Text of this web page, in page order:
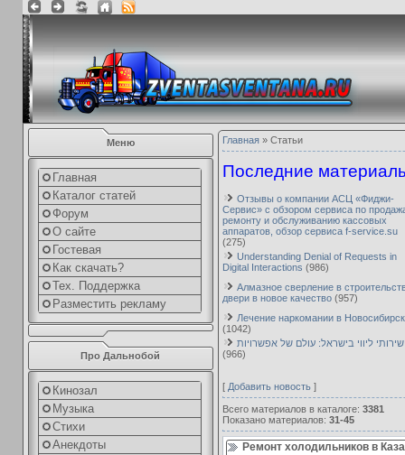
Меню
Главная
Каталог статей
Форум
О сайте
Гостевая
Как скачать?
Тех. Поддержка
Разместить рекламу
Про Дальнобой
Кинозал
Музыка
Стихи
Анекдоты
Главная» Статьи
Последние
Отзывы о компании АСЦ «Фиджи-
Сервис» с обзором сервиса по
ремонту и обслуживанию кассовых
аппаратов, обзор сервиса f-service.su
(275)
Understanding Denial of Requests in
Digital Interactions (986)
Алмазное сверление в
двери в новое качество(957)
Лечение наркомании в
(1042)
שירותי ליווי בישראל: עולם של אפשרויות
(966)
[ Добавить новость]
Всего материалов в каталоге: 3381
Показано материалов: 31-45
Ремонт холодильников в